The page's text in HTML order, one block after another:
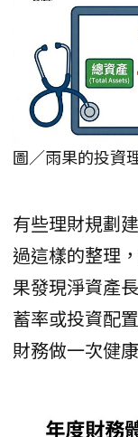
圖／雨果的投資
有些理財規劃
過這樣的整理
果發現淨資產
蓄率或投資配
財務做一次健